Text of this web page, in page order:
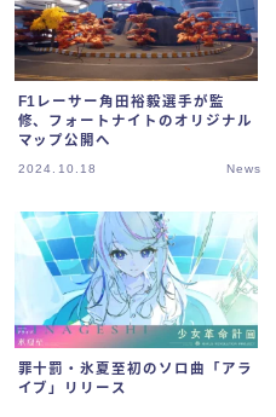
F1レーサー角田裕毅選手が監
修、フォートナイトのオリジナル
マップ公開へ
2024.10.18 News
罪十罰・氷夏至初のソロ曲「アラ
イブ」リリース